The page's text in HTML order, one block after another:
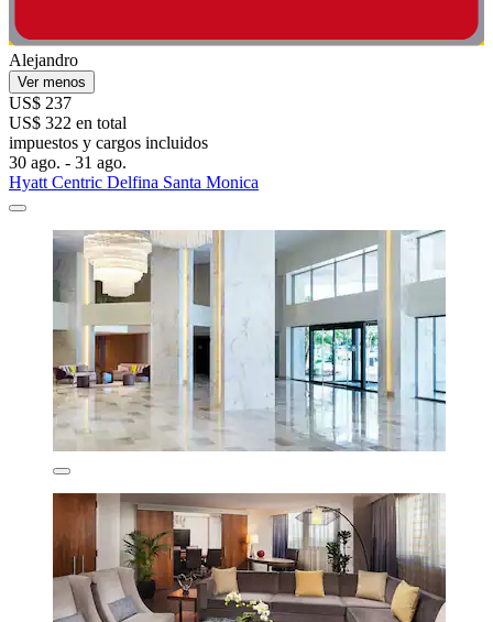
Alejandro
Ver menos
US$ 237
US$ 322 en total
impuestos y cargos incluidos
30 ago. - 31 ago.
Hyatt Centric Delfina Santa Monica